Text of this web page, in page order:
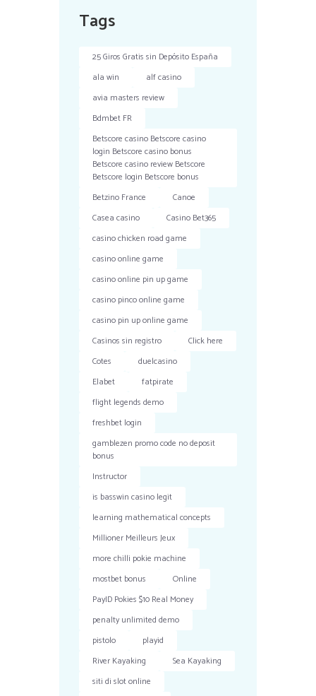
Tags
25 Giros Gratis sin Depósito España
ala win
alf casino
avia masters review
Bdmbet FR
Betscore casino Betscore casino
login Betscore casino bonus
Betscore casino review Betscore
Betscore login Betscore bonus
Betzino France
Canoe
Casea casino
Casino Bet365
casino chicken road game
casino online game
casino online pin up game
casino pinco online game
casino pin up online game
Casinos sin registro
Click here
Cotes
duelcasino
Elabet
fatpirate
flight legends demo
freshbet login
gamblezen promo code no deposit
bonus
Instructor
is basswin casino legit
learning mathematical concepts
Millioner Meilleurs Jeux
more chilli pokie machine
mostbet bonus
Online
PayID Pokies $10 Real Money
penalty unlimited demo
pistolo
playid
River Kayaking
Sea Kayaking
siti di slot online